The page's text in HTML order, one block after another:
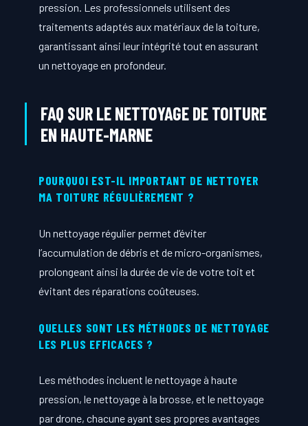
pression. Les professionnels utilisent des
traitements adaptés aux matériaux de la toiture,
garantissant ainsi leur intégrité tout en assurant
un nettoyage en profondeur.
FAQ SUR LE NETTOYAGE DE TOITURE
EN HAUTE-MARNE
POURQUOI EST-IL IMPORTANT DE NETTOYER
MA TOITURE RÉGULIÈREMENT ?
Un nettoyage régulier permet d’éviter
l’accumulation de débris et de micro-organismes,
prolongeant ainsi la durée de vie de votre toit et
évitant des réparations coûteuses.
QUELLES SONT LES MÉTHODES DE NETTOYAGE
LES PLUS EFFICACES ?
Les méthodes incluent le nettoyage à haute
pression, le nettoyage à la brosse, et le nettoyage
par drone, chacune ayant ses propres avantages